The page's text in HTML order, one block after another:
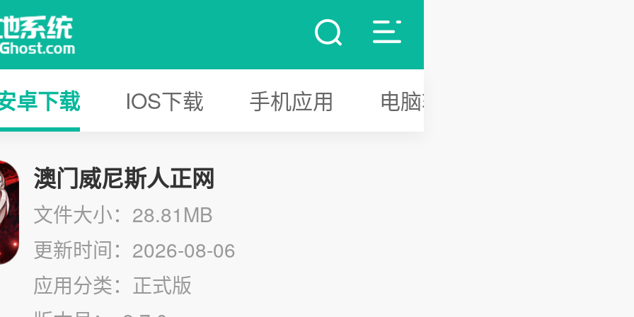
卓下载 IOS下载 手机应用 电脑软件
澳门威尼斯人正网
文件大小：28.81MB
更新时间：2026-08-06
应用分类：正式版